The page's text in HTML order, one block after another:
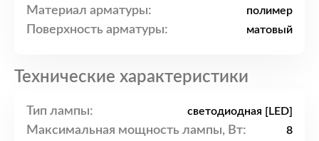
Материал арматуры: полимер
Поверхность арматуры: матовый
Технические характеристики
Тип лампы: светодиодная [LED]
Максимальная мощность лампы, Вт: 8